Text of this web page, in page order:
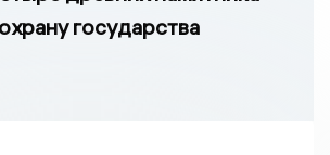
государства